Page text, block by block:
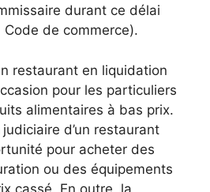
durant ce délai
de commerce).
restaurant en liquidation
pour les particuliers
alimentaires à bas prix.
d’un restaurant
pour acheter des
ou des équipements
cassé. En outre, la